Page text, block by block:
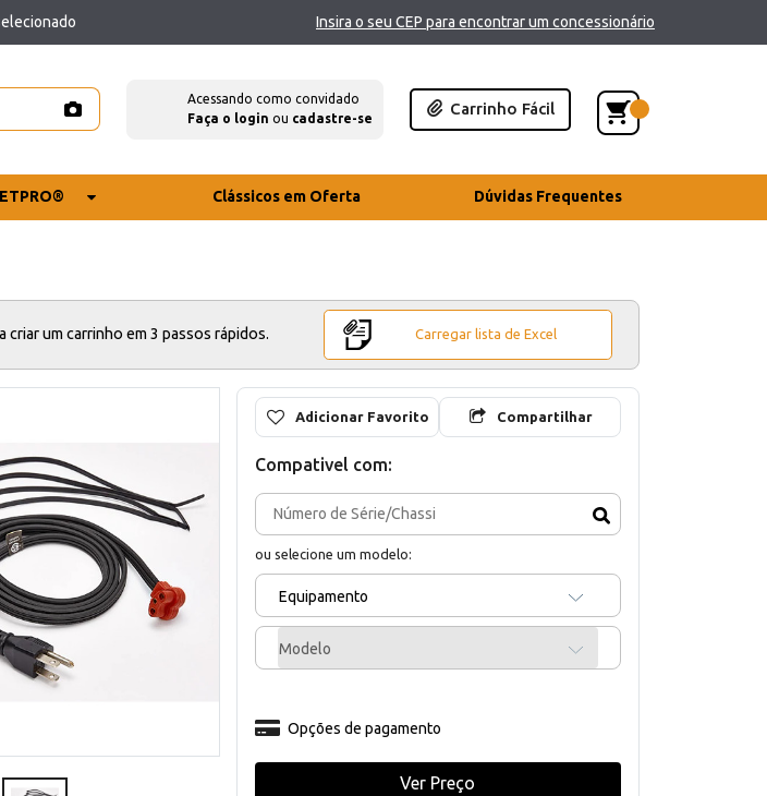
Insira o seu CEP para encontrar um concessionário
Acessando como convidado
Faça o login ou cadastre-se
Carrinho Fácil
Clássicos em Oferta Dúvidas Frequentes
criar um carrinho em 3 passos rápidos. Carregar lista de Excel
Adicionar Favorito Compartilhar
Compativel com:
ou selecione um modelo:
Equipamento
Modelo
Opções de pagamento
Ver Preço